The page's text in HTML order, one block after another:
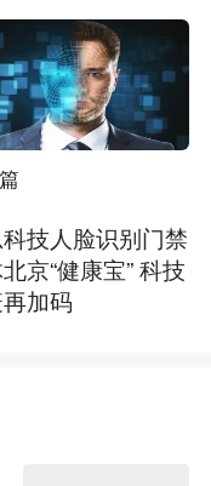
技人脸识别门禁
京“健康宝” 科技
加码